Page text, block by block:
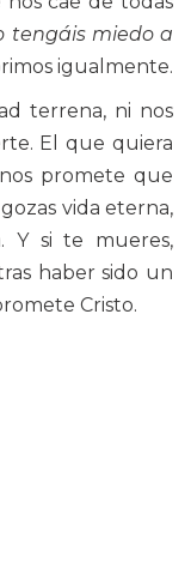
tengáis miedo a
igualmente.
terrena, ni nos
El que quiera
promete que
vida eterna,
Y si te mueres,
haber sido un
Cristo.